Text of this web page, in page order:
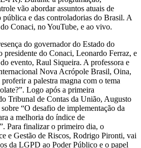
vão abordar assuntos atuais de
pública e das controladorias do Brasil. A
Conaci, no YouTube, e ao vivo.
do governador do Estado do
presidente do Conaci, Leonardo Ferraz, e
evento, Raul Siqueira. A professora e
Nova Acrópole Brasil, Oina,
a palestra magna com o tema
Logo após a primeira
Tribunal de Contas da União, Augusto
“O desafio de implementação da
a melhoria do índice de
Para finalizar o primeiro dia, o
e Gestão de Riscos, Rodrigo Pironti, vai
da LGPD ao Poder Público e o papel